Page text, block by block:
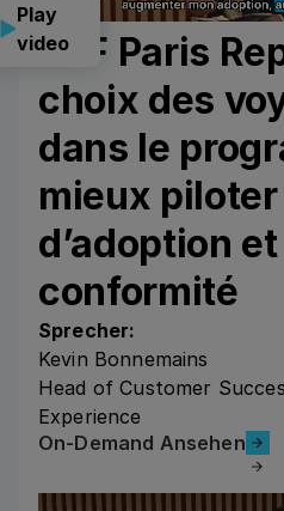
Play
video
CLF Paris
choix des
dans le
mieux
d’adoption
conformité
Sprecher:
Kevin Bonnemains
Head of Customer
Experience
On-Demand
On-Demand Ansehen